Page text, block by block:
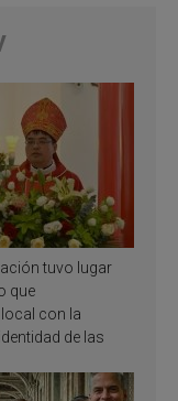
tuvo lugar
que
con la
de las